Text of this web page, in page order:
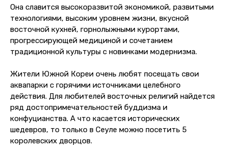
Она славится высокоразвитой экономикой, развитыми
технологиями, высоким уровнем жизни, вкусной
восточной кухней, горнолыжными курортами,
прогрессирующей медициной и сочетанием
традиционной культуры с новинками модернизма.
Жители Южной Кореи очень любят посещать свои
аквапарки с горячими источниками целебного
действия. Для любителей восточных религий найдется
ряд достопримечательностей буддизма и
конфуцианства. А что касается исторических
шедевров, то только в Сеуле можно посетить 5
королевских дворцов.